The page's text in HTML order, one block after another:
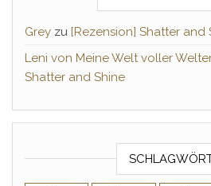
Grey zu [Rezension] Shatter and
Leni von Meine Welt voller
Shatter and Shine